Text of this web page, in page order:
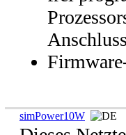
simPower10W